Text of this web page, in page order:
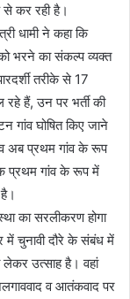
से कर रही है।
धामी ने कहा कि
भरने का संकल्प व्यक्त
तरीके से 17
हैं, उन पर भर्ती की
गांव घोषित किए जाने
अब प्रथम गांव के रूप
प्रथम गांव के रूप में
का सरलीकरण होगा
में चुनावी दौरे के संबंध में
उत्साह है। वहां
व आतंकवाद पर